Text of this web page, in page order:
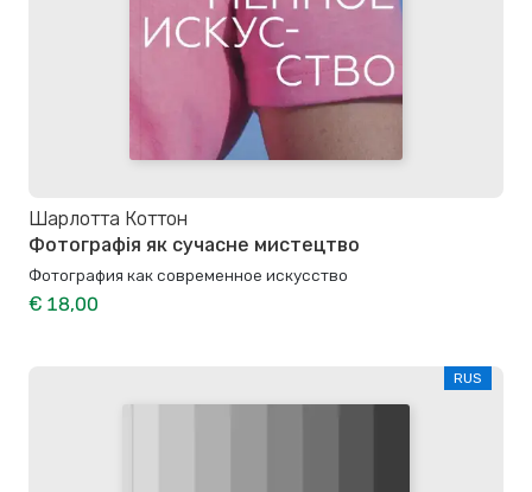
Шарлотта Коттон
Фотографія як сучасне мистецтво
Фотография как современное искусство
€ 18,00
RUS